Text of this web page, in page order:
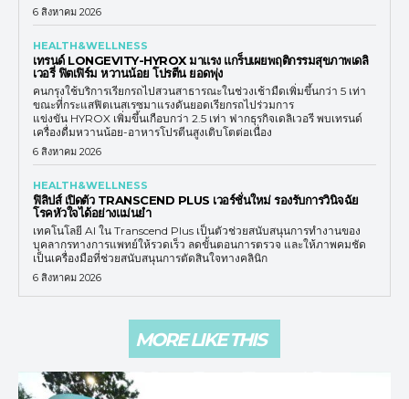
6 สิงหาคม 2026
HEALTH&WELLNESS
เทรนด์ LONGEVITY-HYROX มาแรง แกร็บเผยพฤติกรรมสุขภาพเดลิ
เวอรี่ ฟิตเฟิร์ม หวานน้อย โปรตีน ยอดพุ่ง
คนกรุงใช้บริการเรียกรถไปสวนสาธารณะในช่วงเช้ามืดเพิ่มขึ้นกว่า 5 เท่า
ขณะที่กระแสฟิตเนสเรซมาแรงดันยอดเรียกรถไปร่วมการ
แข่งขัน HYROX เพิ่มขึ้นเกือบกว่า 2.5 เท่า ฟากธุรกิจเดลิเวอรี พบเทรนด์
เครื่องดื่มหวานน้อย-อาหารโปรตีนสูงเติบโตต่อเนื่อง
6 สิงหาคม 2026
HEALTH&WELLNESS
ฟิลิปส์ เปิดตัว TRANSCEND PLUS เวอร์ชั่นใหม่ รองรับการวินิจฉัย
โรคหัวใจได้อย่างแม่นยำ
เทคโนโลยี AI ใน Transcend Plus เป็นตัวช่วยสนับสนุนการทำงานของ
บุคลากรทางการแพทย์ให้รวดเร็ว ลดขั้นตอนการตรวจ และให้ภาพคมชัด
เป็นเครื่องมือที่ช่วยสนับสนุนการตัดสินใจทางคลินิก
6 สิงหาคม 2026
MORE LIKE THIS